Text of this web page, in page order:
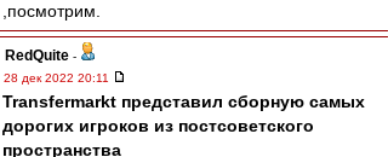
,посмотрим.
RedQuite -
28 дек 2022 20:11
Transfermarkt представил сборную самых
дорогих игроков из постсоветского
пространства